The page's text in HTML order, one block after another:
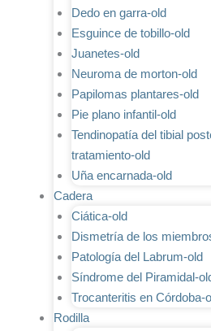
Dedo en garra-old
Esguince de tobillo-old
Juanetes-old
Neuroma de morton-old
Papilomas plantares-old
Pie plano infantil-old
Tendinopatía del tibial
tratamiento-old
Uña encarnada-old
Cadera
Ciática-old
Dismetría de los
Patología del Labrum-old
Síndrome del Piramidal-
Trocanteritis en Córdoba-
Rodilla